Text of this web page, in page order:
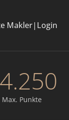
Makler| Login
Max. Punkte